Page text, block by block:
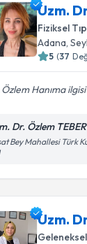
Uzm.
Fiziksel
Adana ,
5 (37
Hanıma
Dr. Özlem
Bey Mahallesi Türk
Uzm.